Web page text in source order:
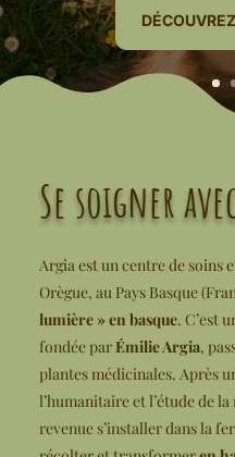
Se soigner
Argia est un centre de soins
Orègue, au Pays Basque
lumière » en basque. C’est
fondée par Émilie Argia,
plantes médicinales. Après
l’humanitaire et l’étude de
revenue s’installer dans la